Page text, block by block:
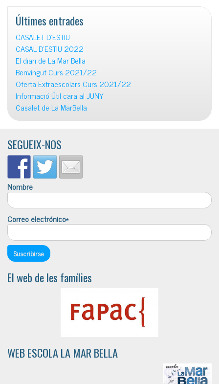
Últimes entrades
CASALET D’ESTIU
CASAL D’ESTIU 2022
El diari de La Mar Bella
Benvingut Curs 2021/22
Oferta Extraescolars Curs 2021/22
Informació Útil cara al JUNY
Casalet de La MarBella
SEGUEIX-NOS
Nombre
Correo electrónico*
El web de les famílies
WEB ESCOLA LA MAR BELLA